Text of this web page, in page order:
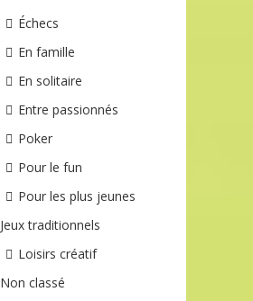
Échecs
En famille
En solitaire
Entre passionnés
Poker
Pour le fun
Pour les plus jeunes
Jeux traditionnels
Loisirs créatif
Non classé